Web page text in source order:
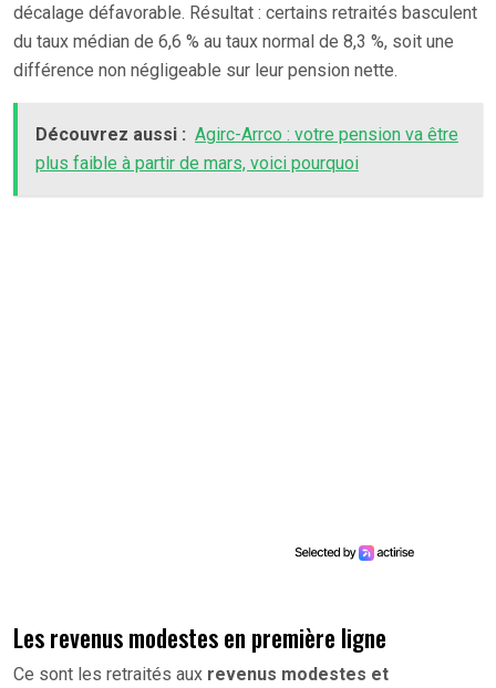
décalage défavorable. Résultat : certains retraités basculent
du taux médian de 6,6 % au taux normal de 8,3 %, soit une
différence non négligeable sur leur pension nette.
Découvrez aussi : Agirc-Arrco : votre pension va être
plus faible à partir de mars, voici pourquoi
Les revenus modestes en première ligne
Ce sont les retraités aux revenus modestes et